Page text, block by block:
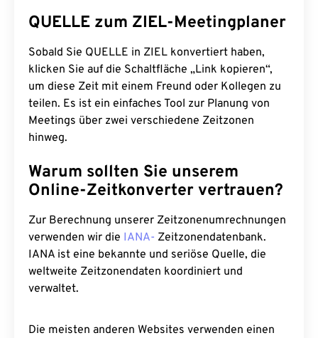
QUELLE zum ZIEL-Meetingplaner
Sobald Sie QUELLE in ZIEL konvertiert haben,
klicken Sie auf die Schaltfläche „Link kopieren“,
um diese Zeit mit einem Freund oder Kollegen zu
teilen. Es ist ein einfaches Tool zur Planung von
Meetings über zwei verschiedene Zeitzonen
hinweg.
Warum sollten Sie unserem
Online-Zeitkonverter vertrauen?
Zur Berechnung unserer Zeitzonenumrechnungen
verwenden wir die IANA- Zeitzonendatenbank.
IANA ist eine bekannte und seriöse Quelle, die
weltweite Zeitzonendaten koordiniert und
verwaltet.
Die meisten anderen Websites verwenden einen